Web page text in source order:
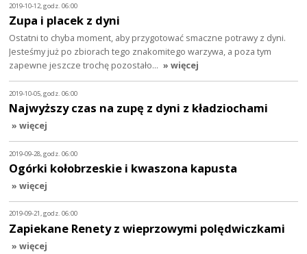
2019-10-12, godz. 06:00
Zupa i placek z dyni
Ostatni to chyba moment, aby przygotować smaczne potrawy z dyni.
Jesteśmy już po zbiorach tego znakomitego warzywa, a poza tym
zapewne jeszcze trochę pozostało… » więcej
2019-10-05, godz. 06:00
Najwyższy czas na zupę z dyni z kładziochami
» więcej
2019-09-28, godz. 06:00
Ogórki kołobrzeskie i kwaszona kapusta
» więcej
2019-09-21, godz. 06:00
Zapiekane Renety z wieprzowymi polędwiczkami
» więcej